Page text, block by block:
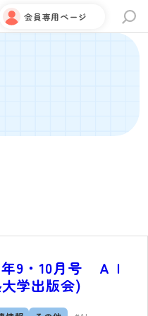
会員専用ページ
9・10月号 ＡＩ
学出版会)